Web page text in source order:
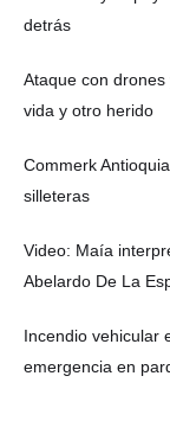
detrás
Ataque con
vida y otro herido
Commerk
silleteras
Video: Maía
Abelardo De La
Incendio vehicular
emergencia en